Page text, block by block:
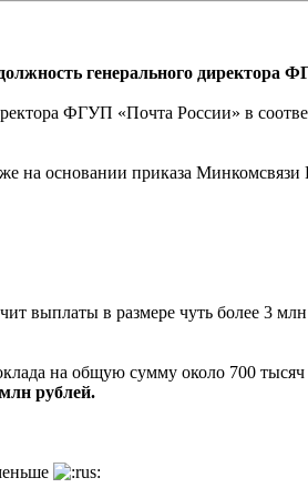
генерального директора
ФГУП «Почта России» в
на основании приказа Минкомсвязи
выплаты в размере чуть более 3
на общую сумму около 700 тысяч
рублей.